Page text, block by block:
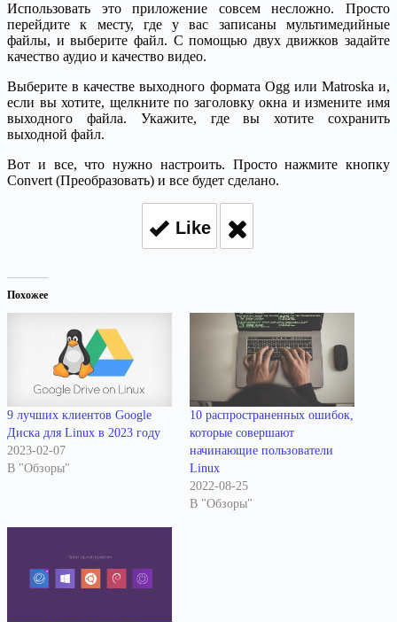
Использовать это приложение совсем несложно. Просто
перейдите к месту, где у вас записаны мультимедийные
файлы, и выберите файл. С помощью двух движков задайте
качество аудио и качество видео.
Выберите в качестве выходного формата Ogg или Matroska и,
если вы хотите, щелкните по заголовку окна и измените имя
выходного файла. Укажите, где вы хотите сохранить
выходной файл.
Вот и все, что нужно настроить. Просто нажмите кнопку
Convert (Преобразовать) и все будет сделано.
Like
Похожее
9 лучших клиентов Google
Диска для Linux в 2023 году
2023-02-07
В "Обзоры"
10 распространенных ошибок,
которые совершают
начинающие пользователи
Linux
2022-08-25
В "Обзоры"